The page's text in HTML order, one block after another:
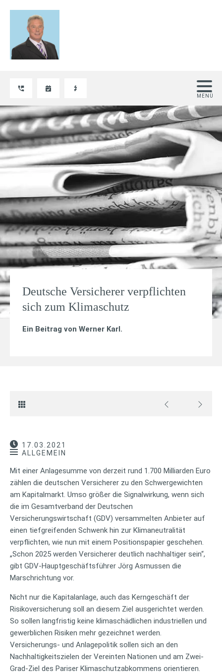
Deutsche Versicherer verpflichten
sich zum Klimaschutz
Ein Beitrag von Werner Karl.
17.03.2021
ALLGEMEIN
Mit einer Anlagesumme von derzeit rund 1.700 Milliarden Euro
zählen die deutschen Versicherer zu den Schwergewichten
am Kapitalmarkt. Umso größer die Signalwirkung, wenn sich
die im Gesamtverband der Deutschen
Versicherungswirtschaft (GDV) versammelten Anbieter auf
einen tiefgreifenden Schwenk hin zur Klimaneutralität
verpflichten, wie nun mit einem Positionspapier geschehen.
„Schon 2025 werden Versicherer deutlich nachhaltiger sein“,
gibt GDV-Hauptgeschäftsführer Jörg Asmussen die
Marschrichtung vor.
Nicht nur die Kapitalanlage, auch das Kerngeschäft der
Risikoversicherung soll an diesem Ziel ausgerichtet werden.
So sollen langfristig keine klimaschädlichen industriellen und
gewerblichen Risiken mehr gezeichnet werden.
Versicherungs- und Anlagepolitik sollen sich an den
Nachhaltigkeitszielen der Vereinten Nationen und am Zwei-
Grad-Ziel des Pariser Klimaschutzabkommens orientieren.